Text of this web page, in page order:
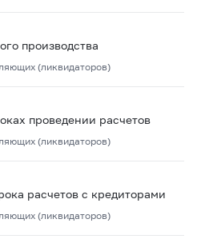
производства
(ликвидаторов)
проведении расчетов
(ликвидаторов)
расчетов с кредиторами
(ликвидаторов)